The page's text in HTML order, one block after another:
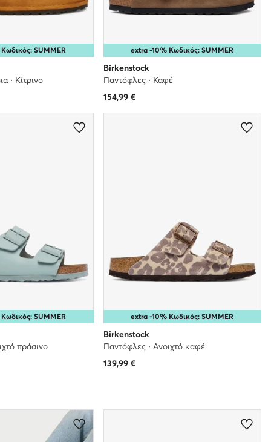
SUMMER
· Κίτρινο
extra -10% Κωδικός: SUMMER
Birkenstock
Παντόφλες · Καφέ
154,99€
SUMMER
πράσινο
extra -10% Κωδικός: SUMMER
Birkenstock
Παντόφλες · Ανοιχτό καφέ
139,99€